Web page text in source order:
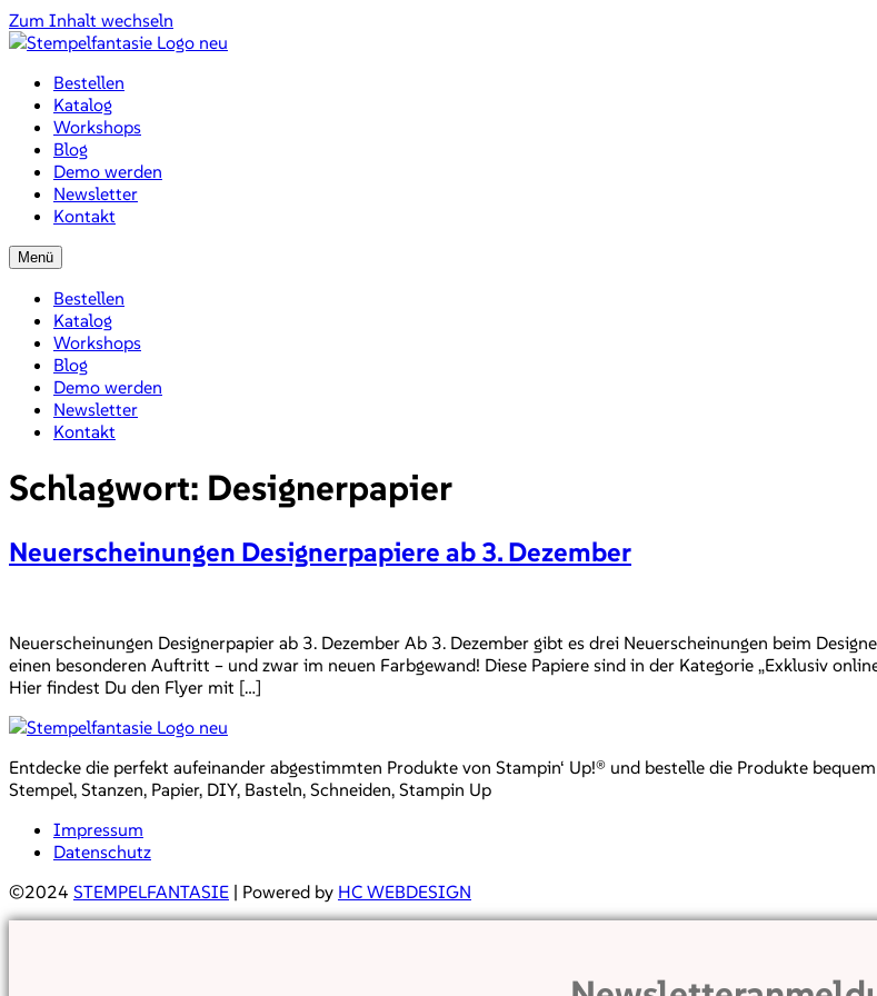
Zum Inhalt wechseln
Bestellen
Katalog
Workshops
Blog
Demo werden
Newsletter
Kontakt
Menü
Bestellen
Katalog
Workshops
Blog
Demo werden
Newsletter
Kontakt
Schlagwort: Designerpapier
Neuerscheinungen Designerpapiere ab 3. Dezember
Neuerscheinungen Designerpapier ab 3. Dezember Ab 3. Dezember gibt es drei Neuerscheinungen beim
einen besonderen Auftritt – und zwar im neuen Farbgewand! Diese Papiere sind in der Kategorie „Exklusiv
Hier findest Du den Flyer mit […]
Entdecke die perfekt aufeinander abgestimmten Produkte von Stampin‘ Up!® und bestelle die Produkte
Stempel, Stanzen, Papier, DIY, Basteln, Schneiden, Stampin Up
Impressum
Datenschutz
©2024 STEMPELFANTASIE | Powered by HC WEBDESIGN